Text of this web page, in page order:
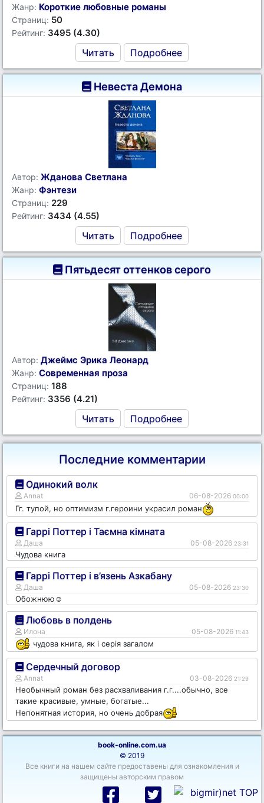
Жанр: Короткие любовные романы
Страниц: 50
Рейтинг: 3495 (4.30)
Читать Подробнее
Невеста Демона
Автор: Жданова Светлана
Жанр: Фэнтези
Страниц: 229
Рейтинг: 3434 (4.55)
Читать Подробнее
Пятьдесят оттенков серого
Автор: Джеймс Эрика Леонард
Жанр: Современная проза
Страниц: 188
Рейтинг: 3356 (4.21)
Читать Подробнее
Последние комментарии
Одинокий волк
Annat 06-08-2026 00:00
Гг. тупой, но оптимизм г.героини украсил роман
Гаррі Поттер і Таємна кімната
Даша 05-08-2026 23:31
Чудова книга
Гаррі Поттер і в’язень Азкабану
Даша 05-08-2026 23:30
Обожнюю☺️
Любовь в полдень
Илона 05-08-2026 11:43
чудова книга, як і серія загалом
Сердечный договор
Annat 03-08-2026 21:29
Необычный роман без расхваливания г.г....обычно, все
такие красивые, умные, богатые...
Непонятная история, но очень добрая
book-online.com.ua
© 2019
Все книги на нашем сайте предоставены для ознакомления и
защищены авторским правом